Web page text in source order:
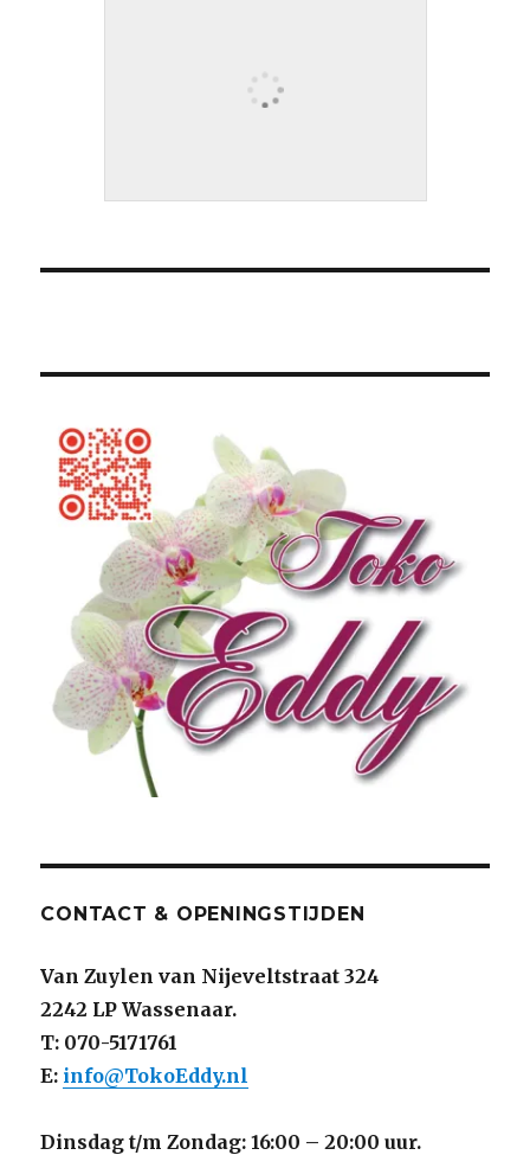
CONTACT & OPENINGSTIJDEN
Van Zuylen van Nijeveltstraat 324
2242 LP Wassenaar.
T: 070-5171761
E: info@TokoEddy.nl
Dinsdag t/m Zondag: 16:00 – 20:00 uur.